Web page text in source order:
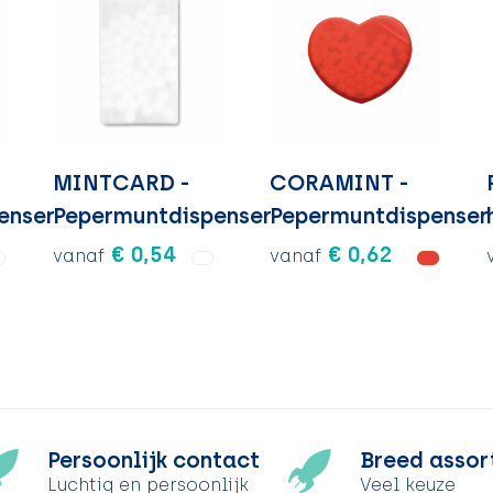
MINTCARD -
Pepermuntdispenser
vanaf € 0,54
CORAMINT -
Pepermuntdispenser
vanaf € 0,62
Persoonlijk contact
Luchtig en persoonlijk
Breed
Veel keuze